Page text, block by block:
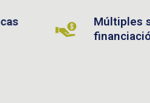
Múltiples sistemas de
financiación.